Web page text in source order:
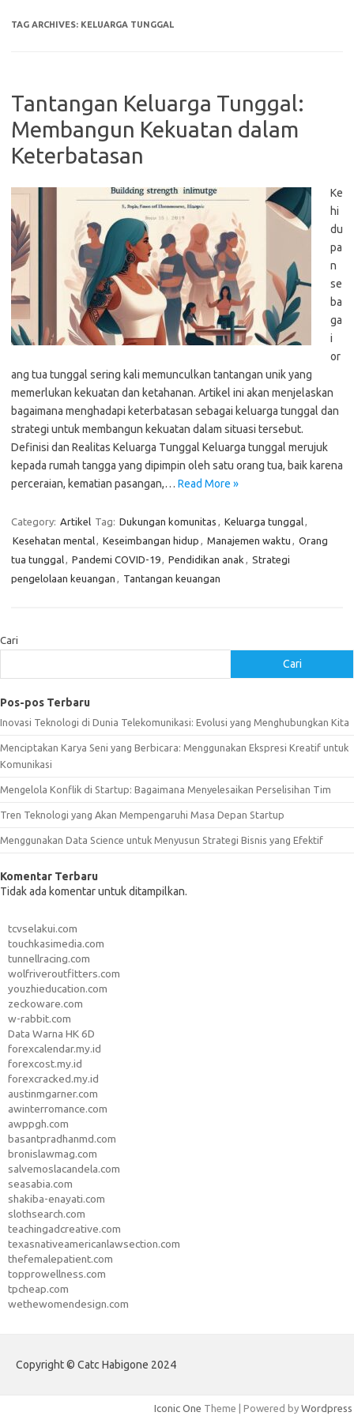
TAG ARCHIVES: KELUARGA TUNGGAL
Tantangan Keluarga Tunggal:
Membangun Kekuatan dalam
Keterbatasan
Ke
hi
du
pa
n
se
ba
ga
i
or
ang tua tunggal sering kali memunculkan tantangan unik yang
memerlukan kekuatan dan ketahanan. Artikel ini akan menjelaskan
bagaimana menghadapi keterbatasan sebagai keluarga tunggal dan
strategi untuk membangun kekuatan dalam situasi tersebut.
Definisi dan Realitas Keluarga Tunggal Keluarga tunggal merujuk
kepada rumah tangga yang dipimpin oleh satu orang tua, baik karena
perceraian, kematian pasangan,… Read More »
Category: Artikel Tag: Dukungan komunitas , Keluarga tunggal,
Kesehatan mental, Keseimbangan hidup , Manajemen waktu , Orang
tua tunggal, Pandemi COVID-19, Pendidikan anak , Strategi
pengelolaan keuangan , Tantangan keuangan
Cari
Cari
Pos-pos Terbaru
Inovasi Teknologi di Dunia Telekomunikasi: Evolusi yang Menghubungkan Kita
Menciptakan Karya Seni yang Berbicara: Menggunakan Ekspresi Kreatif untuk
Komunikasi
Mengelola Konflik di Startup: Bagaimana Menyelesaikan Perselisihan Tim
Tren Teknologi yang Akan Mempengaruhi Masa Depan Startup
Menggunakan Data Science untuk Menyusun Strategi Bisnis yang Efektif
Komentar Terbaru
Tidak ada komentar untuk ditampilkan.
tcvselakui.com
touchkasimedia.com
tunnellracing.com
wolfriveroutfitters.com
youzhieducation.com
zeckoware.com
w-rabbit.com
Data Warna HK 6D
forexcalendar.my.id
forexcost.my.id
forexcracked.my.id
austinmgarner.com
awinterromance.com
awppgh.com
basantpradhanmd.com
bronislawmag.com
salvemoslacandela.com
seasabia.com
shakiba-enayati.com
slothsearch.com
teachingadcreative.com
texasnativeamericanlawsection.com
thefemalepatient.com
topprowellness.com
tpcheap.com
wethewomendesign.com
Copyright © Catc Habigone 2024
Iconic One Theme | Powered by Wordpress